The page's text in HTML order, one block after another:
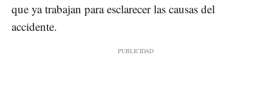
que ya trabajan para esclarecer las causas del
accidente.